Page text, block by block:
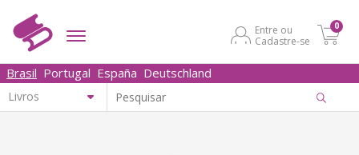
Entre ou
Cadastre-se
0
Brasil Portugal España Deutschland